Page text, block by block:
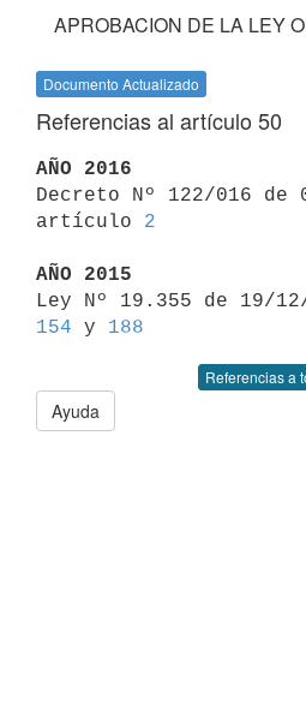
APROBACION DE LA LEY
Documento Actualizado
Referencias al artículo 50
AÑO 2016
Decreto Nº 122/016 de
artículo 2
AÑO 2015
154 y 188
Referencias a
Ayuda